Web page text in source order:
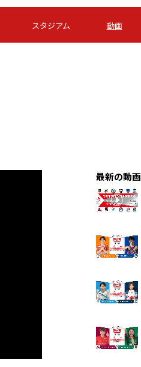
第16節 09/06 (日) 15:00
-
スタジアム 動画
最新の動画